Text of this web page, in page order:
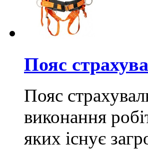
Пояс
Пояс
виконання
яких існує